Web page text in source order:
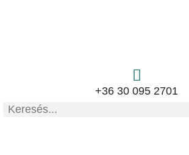
+36 30 095 2701